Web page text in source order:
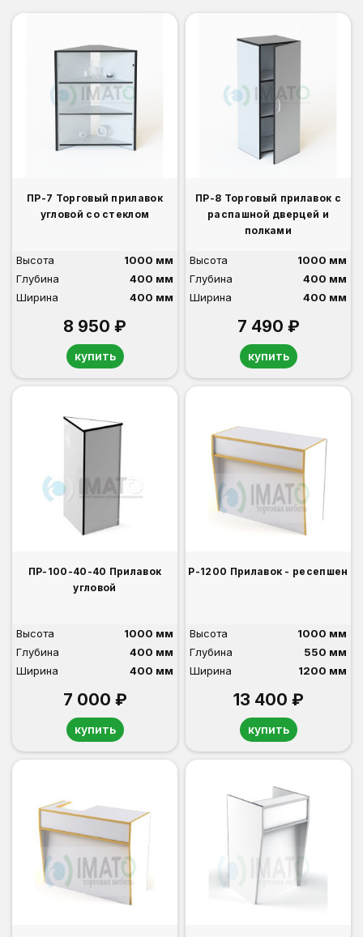
ПР-7 Торговый прилавок
угловой со стеклом
Высота
1000 мм
Глубина
400 мм
Ширина
400 мм
8 950 ₽
купить
ПР-8 Торговый прилавок с
распашной дверцей и
полками
Высота
1000 мм
Глубина
400 мм
Ширина
400 мм
7 490 ₽
купить
ПР-100-40-40 Прилавок
угловой
Высота
1000 мм
Глубина
400 мм
Ширина
400 мм
7 000 ₽
купить
Р-1200 Прилавок - ресепшен
Высота
1000 мм
Глубина
550 мм
Ширина
1200 мм
13 400 ₽
купить